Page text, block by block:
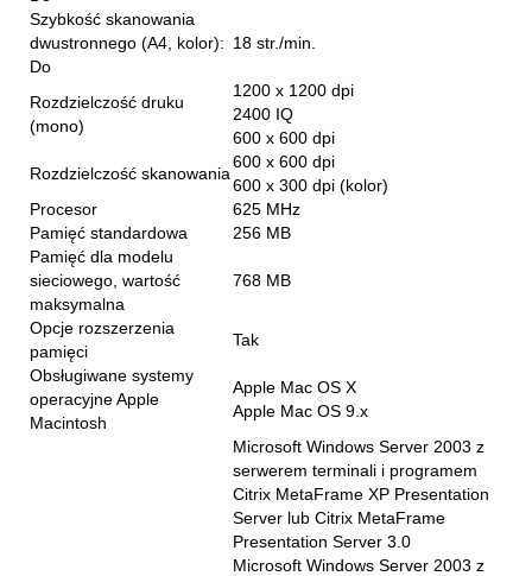
Szybkość skanowania
dwustronnego (A4, kolor):
Do
18 str./min.
Rozdzielczość druku
(mono)
1200 x 1200 dpi
2400 IQ
600 x 600 dpi
Rozdzielczość skanowania
600 x 600 dpi
600 x 300 dpi (kolor)
Procesor
625 MHz
Pamięć standardowa
256 MB
Pamięć dla modelu
sieciowego, wartość
maksymalna
768 MB
Opcje rozszerzenia
pamięci
Tak
Obsługiwane systemy
operacyjne Apple
Macintosh
Apple Mac OS X
Apple Mac OS 9.x
Microsoft Windows Server 2003 z
serwerem terminali i programem
Citrix MetaFrame XP Presentation
Server lub Citrix MetaFrame
Presentation Server 3.0
Microsoft Windows Server 2003 z